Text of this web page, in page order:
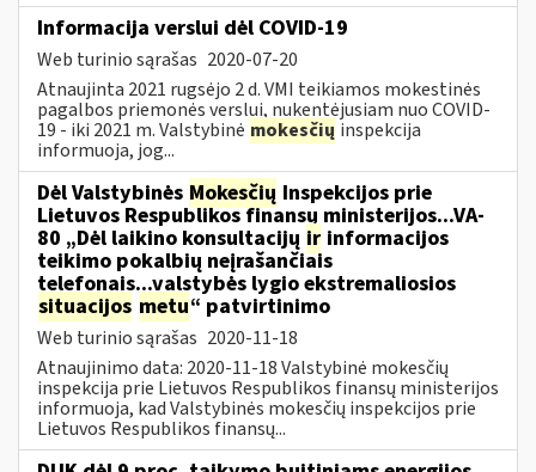
Informacija verslui dėl COVID-19
Web turinio sąrašas 2020-07-20
Atnaujinta 2021 rugsėjo 2 d. VMI teikiamos mokestinės
pagalbos priemonės verslui, nukentėjusiam nuo COVID-
19 - iki 2021 m. Valstybinė mokesčių inspekcija
informuoja, jog...
Dėl Valstybinės Mokesčių Inspekcijos prie
Lietuvos Respublikos finansų ministerijos...VA-
80 „Dėl laikino konsultacijų ir informacijos
teikimo pokalbių neįrašančiais
telefonais...valstybės lygio ekstremaliosios
situacijos metu“ patvirtinimo
Web turinio sąrašas 2020-11-18
Atnaujinimo data: 2020-11-18 Valstybinė mokesčių
inspekcija prie Lietuvos Respublikos finansų ministerijos
informuoja, kad Valstybinės mokesčių inspekcijos prie
Lietuvos Respublikos finansų...